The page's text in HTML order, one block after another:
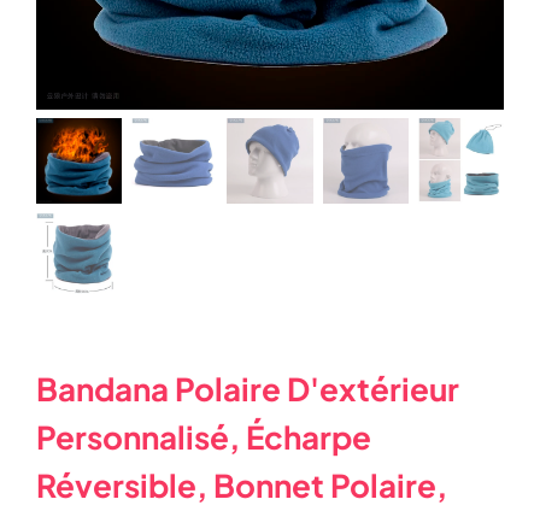
Bandana Polaire D'extérieur
Personnalisé, Écharpe
Réversible, Bonnet Polaire,